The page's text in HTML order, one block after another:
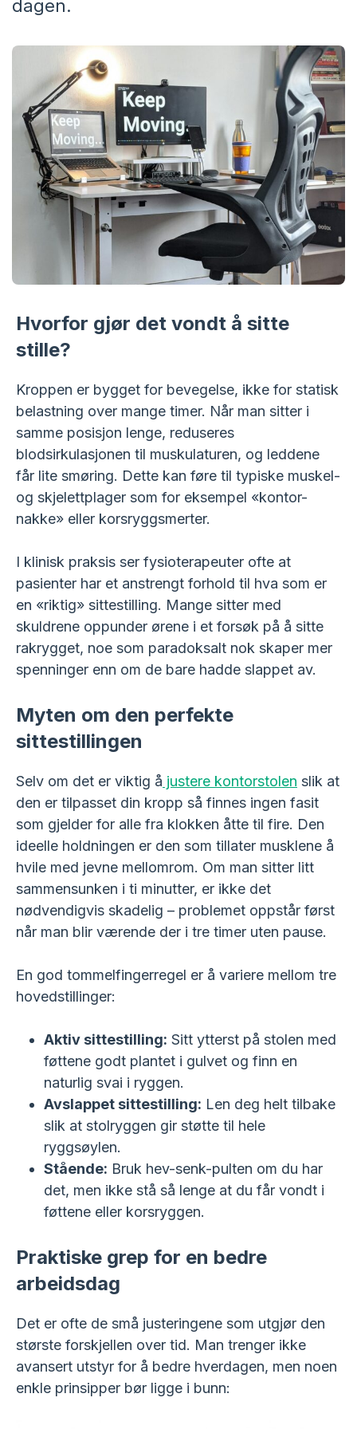
dagen.
Hvorfor gjør det vondt å sitte
stille?
Kroppen er bygget for bevegelse, ikke for statisk
belastning over mange timer. Når man sitter i
samme posisjon lenge, reduseres
blodsirkulasjonen til muskulaturen, og leddene
får lite smøring. Dette kan føre til typiske muskel-
og skjelettplager som for eksempel «kontor-
nakke» eller korsryggsmerter.
I klinisk praksis ser fysioterapeuter ofte at
pasienter har et anstrengt forhold til hva som er
en «riktig» sittestilling. Mange sitter med
skuldrene oppunder ørene i et forsøk på å sitte
rakrygget, noe som paradoksalt nok skaper mer
spenninger enn om de bare hadde slappet av.
Myten om den perfekte
sittestillingen
Selv om det er viktig å justere kontorstolen slik at
den er tilpasset din kropp så finnes ingen fasit
som gjelder for alle fra klokken åtte til fire. Den
ideelle holdningen er den som tillater musklene å
hvile med jevne mellomrom. Om man sitter litt
sammensunken i ti minutter, er ikke det
nødvendigvis skadelig – problemet oppstår først
når man blir værende der i tre timer uten pause.
En god tommelfingerregel er å variere mellom tre
hovedstillinger:
Aktiv sittestilling: Sitt ytterst på stolen med
føttene godt plantet i gulvet og finn en
naturlig svai i ryggen.
Avslappet sittestilling: Len deg helt tilbake
slik at stolryggen gir støtte til hele
ryggsøylen.
Stående: Bruk hev-senk-pulten om du har
det, men ikke stå så lenge at du får vondt i
føttene eller korsryggen.
Praktiske grep for en bedre
arbeidsdag
Det er ofte de små justeringene som utgjør den
største forskjellen over tid. Man trenger ikke
avansert utstyr for å bedre hverdagen, men noen
enkle prinsipper bør ligge i bunn: